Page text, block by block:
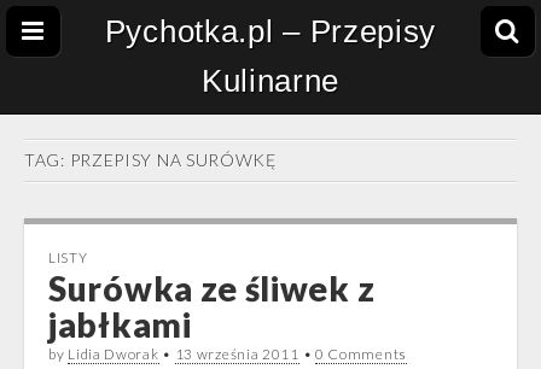
Pychotka.pl – Przepisy
Kulinarne
TAG: PRZEPISY NA SURÓWKĘ
LISTY
Surówka ze śliwek z
jabłkami
by Lidia Dworak • 13 września 2011 • 0 Comments